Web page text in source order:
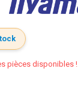
pièces disponibles !